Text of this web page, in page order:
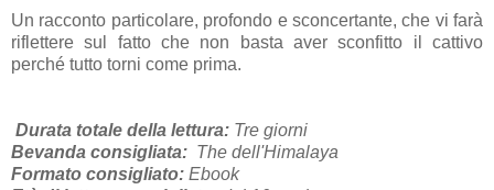
Un racconto particolare, profondo e sconcertante, che vi farà
riflettere sul fatto che non basta aver sconfitto il cattivo
perché tutto torni come prima.
Durata totale della lettura: Tre giorni
Bevanda consigliata: The dell'Himalaya
Formato consigliato: Ebook